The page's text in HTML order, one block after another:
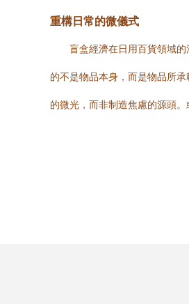
重構日常的微儀式
盲盒經濟在日用百貨領域
的不是物品本身，而是物品所
的微光，而非制造焦慮的源頭